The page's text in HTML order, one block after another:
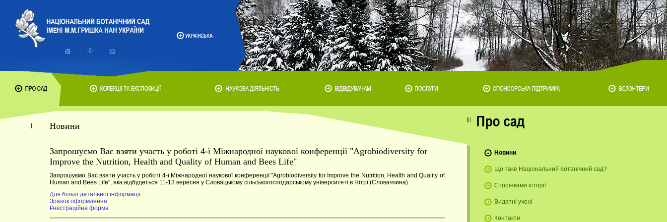
Новини
Запрошуємо Вас взяти участь у роботі 4-ї Міжнародної наукової конференції "Agrobiodiversity for
Improve the Nutrition, Health and Quality of Human and Bees Life"
Запрошуємо Вас взяти участь у роботі 4-ї Міжнародної наукової конференції "Agrobiodiversity for Improve the Nutrition, Health and Quality of
Human and Bees Life", яка відбудеться 11-13 вересня у Словацькому сільськогосподарському університеті в Нітрі (Словаччина).
Для більш детальної інформації
Зразок оформлення
Реєстраційна форма
Новини
Що таке Національний ботанічний сад?
Сторінками історії
Видатні учені
Контакти